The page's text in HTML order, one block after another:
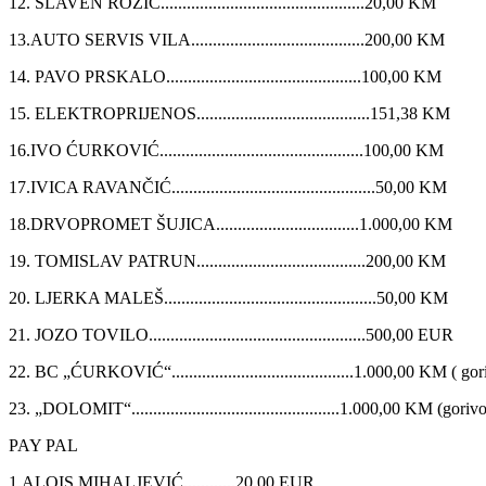
13.AUTO SERVIS VILA........................................200,00 KM
14. PAVO PRSKALO.............................................100,00 KM
15. ELEKTROPRIJENOS........................................151,38 KM
16.IVO ĆURKOVIĆ...............................................100,00 KM
17.IVICA RAVANČIĆ...............................................50,00 KM
18.DRVOPROMET ŠUJICA.................................1.000,00 KM
19. TOMISLAV PATRUN.......................................200,00 KM
20. LJERKA MALEŠ.................................................50,00 KM
21. JOZO TOVILO..................................................500,00 EUR
22. BC „ĆURKOVIĆ“..........................................1.000,00 KM (
23. „DOLOMIT“................................................1.000,00 KM
PAY PAL
1.ALOIS MIHALJEVIĆ............20,00 EUR